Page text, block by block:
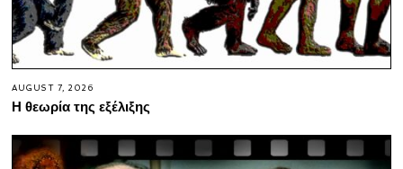
AUGUST 7, 2026
Η θεωρία της εξέλιξης